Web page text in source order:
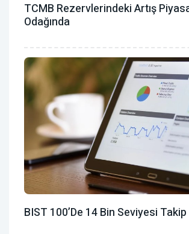
TCMB Rezervlerindeki Artış
Odağında
BIST 100’de 14 Bin Seviyesi